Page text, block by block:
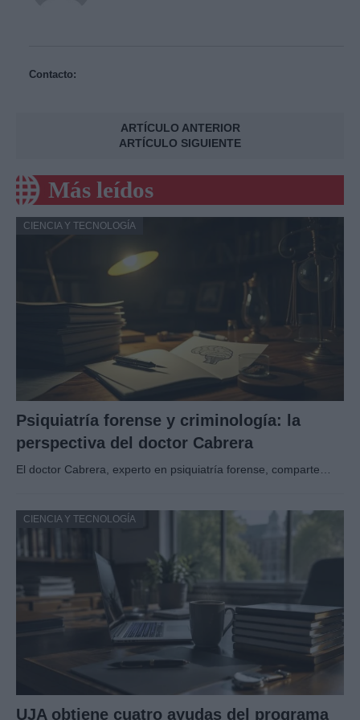
Contacto:
ARTÍCULO ANTERIOR
ARTÍCULO SIGUIENTE
Más leídos
CIENCIA Y TECNOLOGÍA
Psiquiatría forense y criminología: la
perspectiva del doctor Cabrera
El doctor Cabrera, experto en psiquiatría forense, comparte…
CIENCIA Y TECNOLOGÍA
UJA obtiene cuatro ayudas del programa